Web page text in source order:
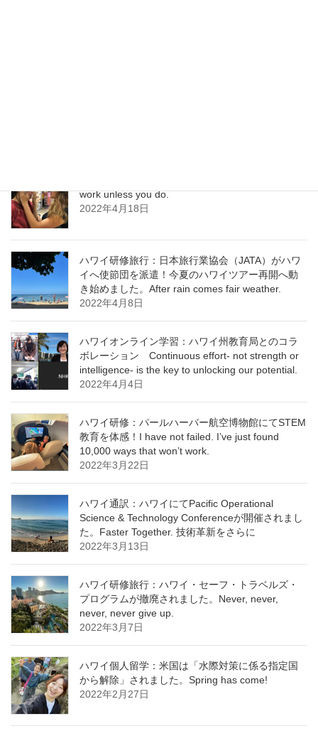
work unless you do.
2022年4月18日
ハワイ研修旅行：日本旅行業協会（JATA）がハワ
イへ使節団を派遣！今夏のハワイツアー再開へ動
き始めました。After rain comes fair weather.
2022年4月8日
ハワイオンライン学習：ハワイ州教育局とのコラ
ボレーション Continuous effort- not strength or
intelligence- is the key to unlocking our potential.
2022年4月4日
ハワイ研修：パールハーバー航空博物館にてSTEM
教育を体感！I have not failed. I’ve just found
10,000 ways that won’t work.
2022年3月22日
ハワイ通訳：ハワイにてPacific Operational
Science & Technology Conferenceが開催されまし
た。Faster Together. 技術革新をさらに
2022年3月13日
ハワイ研修旅行：ハワイ・セーフ・トラベルズ・
プログラムが撤廃されました。Never, never,
never, never give up.
2022年3月7日
ハワイ個人留学：米国は「水際対策に係る指定国
から解除」されました。Spring has come!
2022年2月27日